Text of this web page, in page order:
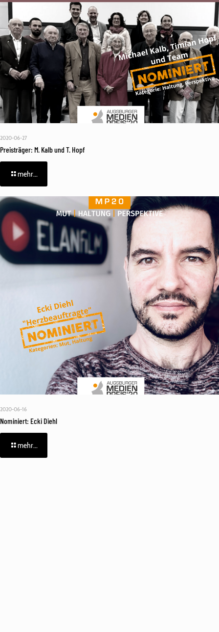
2020-06-27
Preisträger: M. Kalb und T. Hopf
mehr...
2020-06-16
Nominiert: Ecki Diehl
mehr...